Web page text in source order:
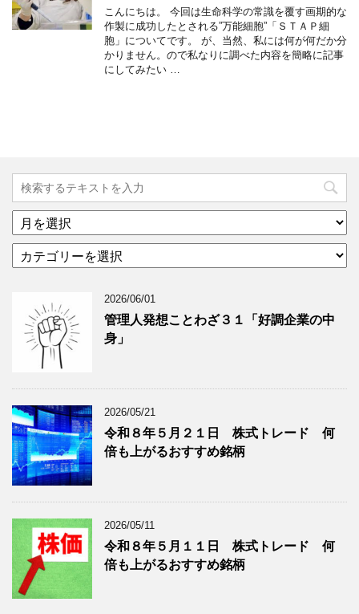
こんにちは。 今回は生命科学の常識を覆す画期的な
作製に成功したとされる”万能細胞”「ＳＴＡＰ細
胞」についてです。 が、当然、私には何が何だか分
かりません。ので私なりに調べた内容を簡略に記事
にしてみたい …
ア
ー
イ
グ
記
事
を
表
示
テ
ー
グ
記
事
を
表
示
2026/06/01
管理人発想ことわざ３１「好調企業の中
身」
2026/05/21
令和８年５月２１日 株式トレード 何
倍も上がるおすすめ銘柄
2026/05/11
令和８年５月１１日 株式トレード 何
倍も上がるおすすめ銘柄